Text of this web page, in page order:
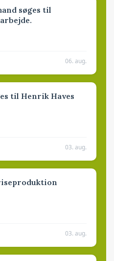
søges til
06. aug.
til Henrik Haves
03. aug.
03. aug.